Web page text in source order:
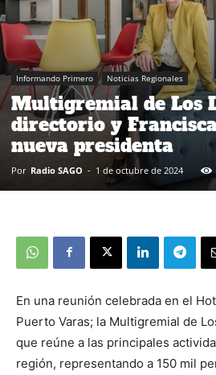
Informando Primero Noticias Regionales
Multigremial de Los
directorio y
nueva presidenta
Por Radio SAGO - 1 de octubre de 2024
En una reunión celebrada en el
Puerto Varas; la Multigremial de
que reúne a las principales
región, representando a 150 mil